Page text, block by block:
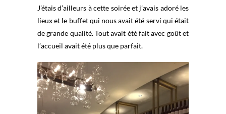
J’étais d’ailleurs à cette soirée et j’avais adoré les
lieux et le buffet qui nous avait été servi qui était
de grande qualité. Tout avait été fait avec goût et
l’accueil avait été plus que parfait.